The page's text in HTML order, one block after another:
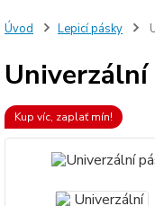
Úvod Lepicí pásky
Univerzální
Kup víc, zaplať mín!